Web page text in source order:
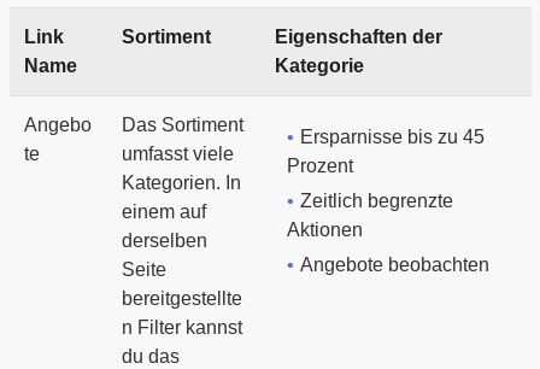
Link
Name
Sortiment
Eigenschaften der
Kategorie
Angebo
te
Das Sortiment
umfasst viele
Kategorien. In
einem auf
derselben
Seite
bereitgestellte
n Filter kannst
du das
Ersparnisse bis zu 45
Prozent
Zeitlich begrenzte
Aktionen
Angebote beobachten